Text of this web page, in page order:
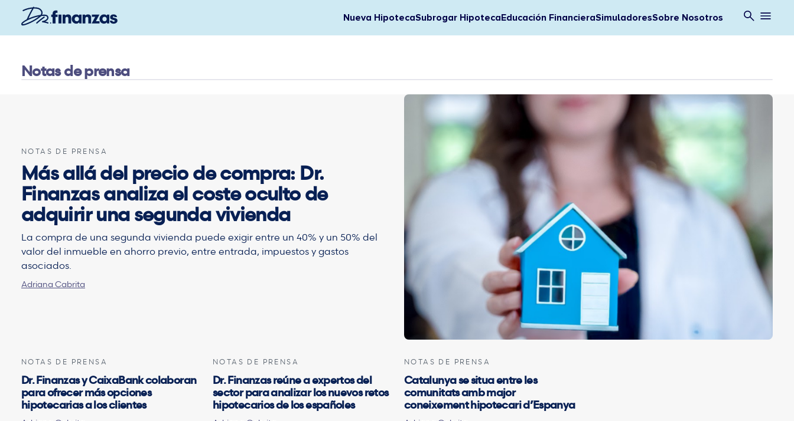
Saltar
contenido
Nueva HipotecaSubrogar HipotecaEducación FinancieraSimuladoresSobre Nosotros
Notas de prensa
NOTAS DE PRENSA
Más allá del precio de compra: Dr.
Finanzas analiza el coste oculto de
adquirir una segunda vivienda
La compra de una segunda vivienda puede exigir entre un 40% y un 50% del
valor del inmueble en ahorro previo, entre entrada, impuestos y gastos
asociados.
Adriana Cabrita
NOTAS DE PRENSA
Dr. Finanzas y CaixaBank colaboran
para ofrecer más opciones
hipotecarias a los clientes
NOTAS DE PRENSA
Dr. Finanzas reúne a expertos del
sector para analizar los nuevos retos
hipotecarios de los españoles
NOTAS DE PRENSA
Catalunya se situa entre les
comunitats amb major
coneixement hipotecari d’Espanya